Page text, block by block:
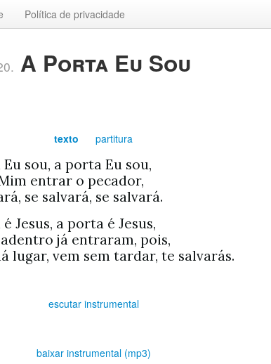
Política de privacidade
A Porta Eu Sou
texto partitura
sou, a porta Eu sou,
entrar o pecador,
se salvará, se salvará.
Jesus, a porta é Jesus,
já entraram, pois,
lugar, vem sem tardar, te salvarás.
escutar instrumental
baixar instrumental (mp3)